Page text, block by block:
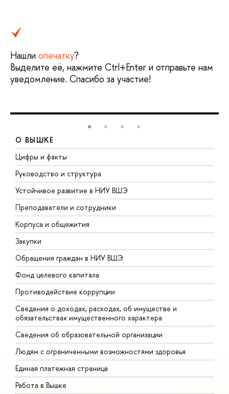
Нашли опечатку?
Выделите её, нажмите Ctrl+Enter и отправьте нам
уведомление. Спасибо за участие!
О ВЫШКЕ
Цифры и факты
Руководство и структура
Устойчивое развитие в НИУ ВШЭ
Преподаватели и сотрудники
Корпуса и общежития
Закупки
Обращения граждан в НИУ ВШЭ
Фонд целевого капитала
Противодействие коррупции
Сведения о доходах, расходах, об имуществе и
обязательствах имущественного характера
Сведения об образовательной организации
Людям с ограниченными возможностями здоровья
Единая платежная страница
Работа в Вышке